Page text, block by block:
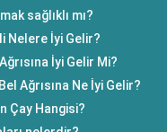
sağlıklı mı?
Nelere İyi Gelir?
İyi Gelir Mi?
Ağrısına Ne İyi Gelir?
Çay Hangisi?